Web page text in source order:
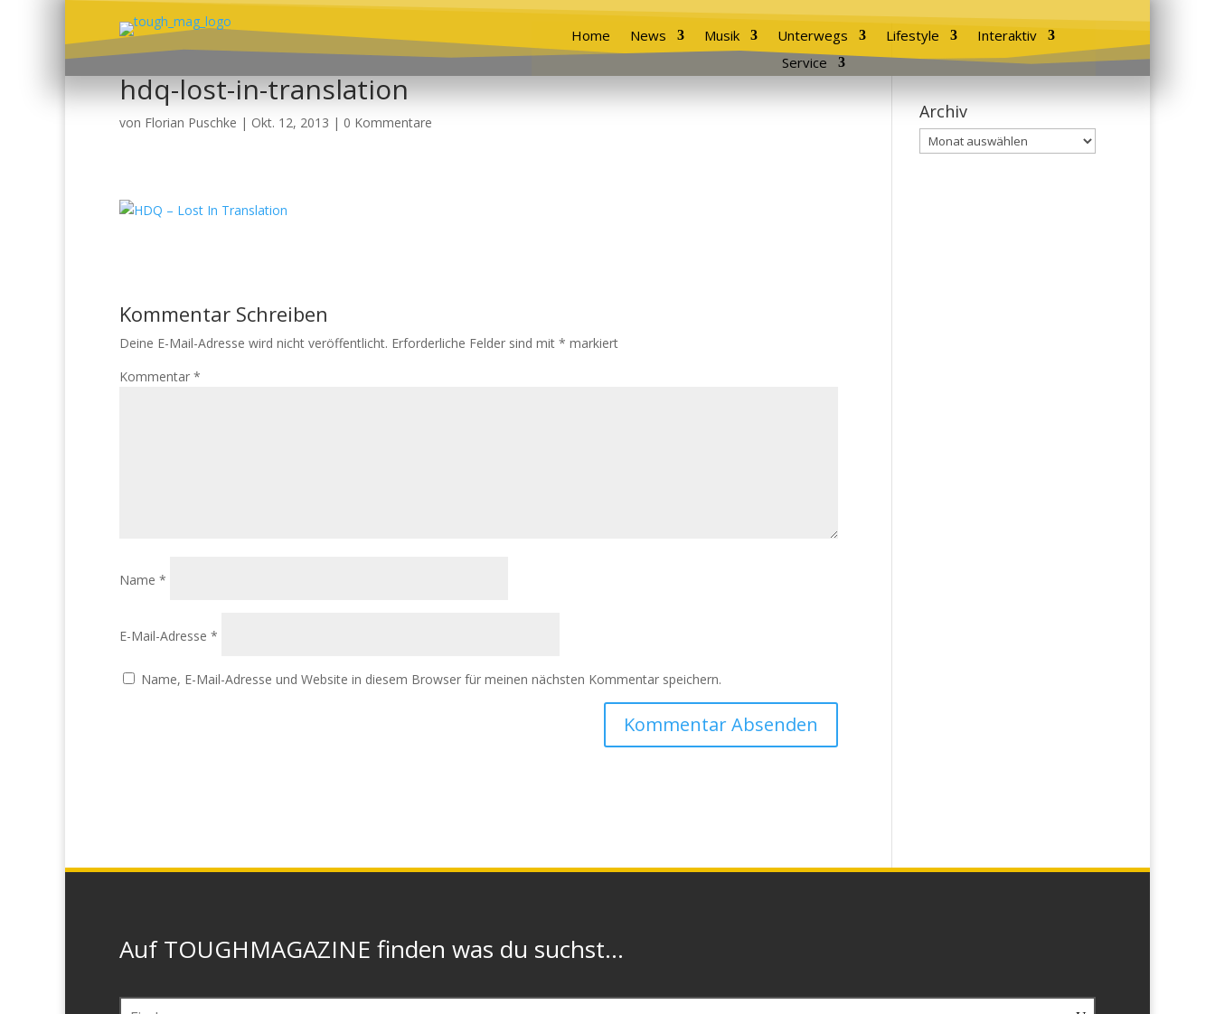
Home News Musik Unterwegs Lifestyle
Interaktiv
Service
hdq-lost-in-translation
von Florian Puschke | Okt. 12, 2013 | 0 Kommentare
Kommentar Schreiben
Deine E-Mail-Adresse wird nicht veröffentlicht. Erforderliche Felder sind mit * markiert
Kommentar *
Name *
E-Mail-Adresse *
Name, E-Mail-Adresse und Website in diesem Browser für meinen nächsten Kommentar speichern.
Archiv
Archiv
Auf TOUGHMAGAZINE finden was du suchst...